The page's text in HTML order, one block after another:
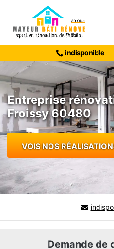
indisponible
Entreprise
Froissy 60480
VOIS NOS
Demande de